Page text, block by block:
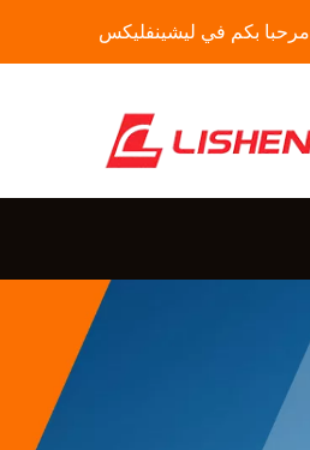
مرحبا بكم في ليشينفليكس